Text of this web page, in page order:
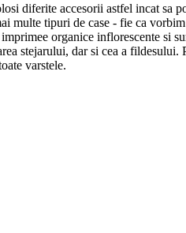
diferite accesorii astfel incat sa
multe tipuri de case - fie ca
organice inflorescente si
stejarului, dar si cea a fildesului.
varstele.